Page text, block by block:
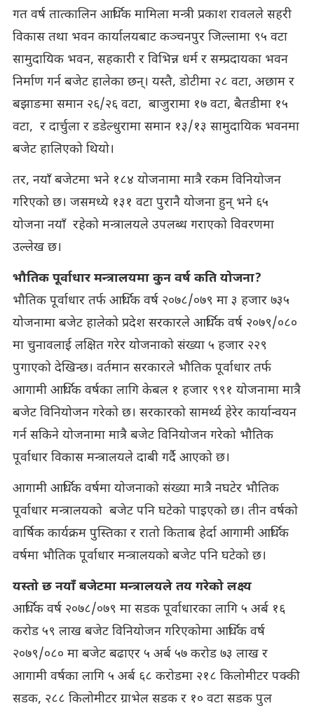
गत वर्ष तात्कालिन आर्थिक मामिला मन्त्री प्रकाश रावलले सहरी
विकास तथा भवन कार्यालयबाट कञ्चनपुर जिल्लामा ९५ वटा
सामुदायिक भवन, सहकारी र विभिन्न धर्म र सम्प्रदायका भवन
निर्माण गर्न बजेट हालेका छन्। यस्तै, डोटीमा २८ वटा, अछाम र
बझाङमा समान २६/२६ वटा, बाजुरामा १७ वटा, बैतडीमा १५
वटा, र दार्चुला र डडेल्धुरामा समान १३/१३ सामुदायिक भवनमा
बजेट हालिएको थियो।
तर, नयाँ बजेटमा भने १८४ योजनामा मात्रै रकम विनियोजन
गरिएको छ। जसमध्ये १३१ वटा पुरानै योजना हुन् भने ६५
योजना नयाँ रहेको मन्त्रालयले उपलब्ध गराएको विवरणमा
उल्लेख छ।
भौतिक पूर्वाधार मन्त्रालयमा कुन वर्ष कति योजना?
भौतिक पूर्वाधार तर्फ आर्थिक वर्ष २०७८/०७९ मा ३ हजार ७३५
योजनामा बजेट हालेको प्रदेश सरकारले आर्थिक वर्ष २०७९/०८०
मा चुनावलाई लक्षित गरेर योजनाको संख्या ५ हजार २२९
पुगाएको देखिन्छ। वर्तमान सरकारले भौतिक पूर्वाधार तर्फ
आगामी आर्थिक वर्षका लागि केबल १ हजार ९९१ योजनामा मात्रै
बजेट विनियोजन गरेको छ। सरकारको सामर्थ्य हेरेर कार्यान्वयन
गर्न सकिने योजनामा मात्रै बजेट विनियोजन गरेको भौतिक
पूर्वाधार विकास मन्त्रालयले दाबी गर्दै आएको छ।
आगामी आर्थिक वर्षमा योजनाको संख्या मात्रै नघटेर भौतिक
पूर्वाधार मन्त्रालयको बजेट पनि घटेको पाइएको छ। तीन वर्षको
वार्षिक कार्यक्रम पुस्तिका र रातो किताब हेर्दा आगामी आर्थिक
वर्षमा भौतिक पूर्वाधार मन्त्रालयको बजेट पनि घटेको छ।
यस्तो छ नयाँ बजेटमा मन्त्रालयले तय गरेको लक्ष्य
आर्थिक वर्ष २०७८/०७९ मा सडक पूर्वाधारका लागि ५ अर्ब १६
करोड ५९ लाख बजेट विनियोजन गरिएकोमा आर्थिक वर्ष
२०७९/०८० मा बजेट बढाएर ५ अर्ब ५७ करोड ७३ लाख र
आगामी वर्षका लागि ५ अर्ब ६८ करोडमा २१८ किलोमीटर पक्की
सडक, २८८ किलोमीटर ग्राभेल सडक र १० वटा सडक पुल